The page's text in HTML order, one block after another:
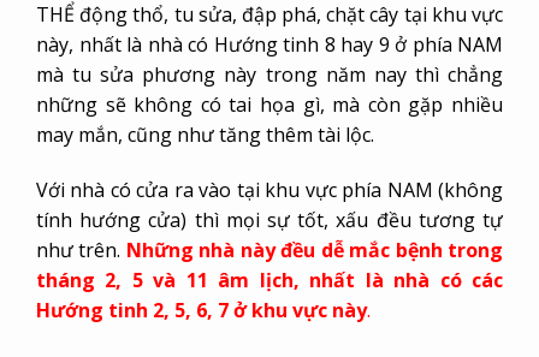
THỂ động thổ, tu sửa, đập phá, chặt cây tại khu vực
này, nhất là nhà có Hướng tinh 8 hay 9 ở phía NAM
mà tu sửa phương này trong năm nay thì chẳng
những sẽ không có tai họa gì, mà còn gặp nhiều
may mắn, cũng như tăng thêm tài lộc.
Với nhà có cửa ra vào tại khu vực phía NAM (không
tính hướng cửa) thì mọi sự tốt, xấu đều tương tự
như trên. Những nhà này đều dễ mắc bệnh trong
tháng 2, 5 và 11 âm lịch, nhất là nhà có các
Hướng tinh 2, 5, 6, 7 ở khu vực này.